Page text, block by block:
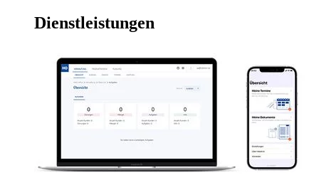
Dienstleistungen